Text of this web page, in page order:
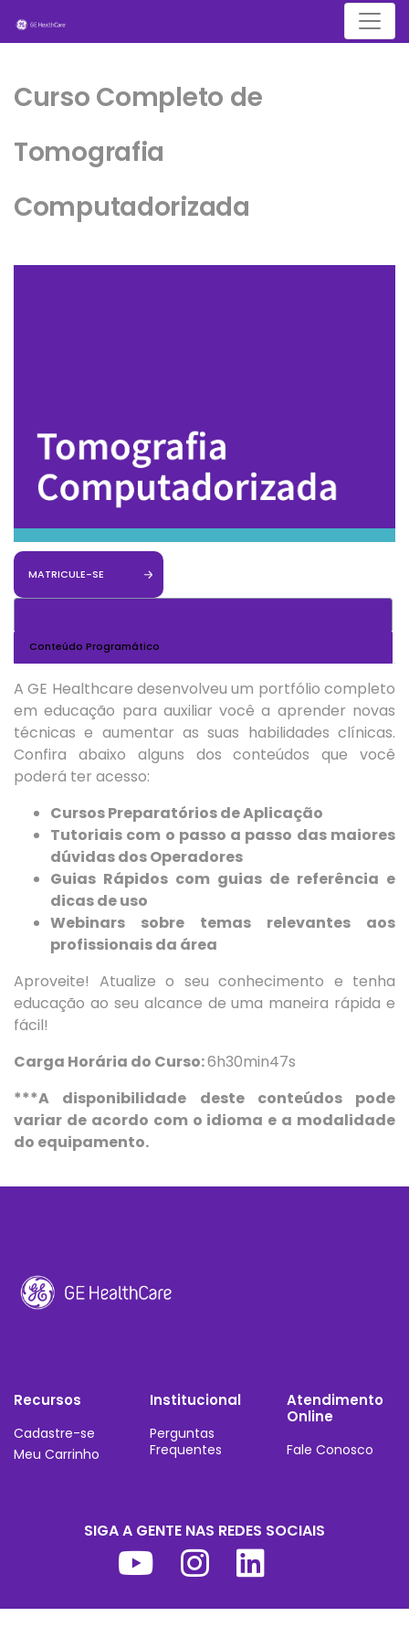
Menu
Curso Completo de
Tomografia
Computadorizada
Conteúdo Programático
A GE Healthcare desenvolveu um portfólio completo
em educação para auxiliar você a aprender novas
técnicas e aumentar as suas habilidades clínicas.
Confira abaixo alguns dos conteúdos que você
poderá ter acesso:
Cursos Preparatórios de Aplicação
Tutoriais com o passo a passo das maiores
dúvidas dos Operadores
Guias Rápidos com guias de referência e
dicas de uso
Webinars sobre temas relevantes aos
profissionais da área
Aproveite! Atualize o seu conhecimento e tenha
educação ao seu alcance de uma maneira rápida e
fácil!
Carga Horária do Curso:6h30min47s
***A disponibilidade deste conteúdos pode
variar de acordo com o idioma e a modalidade
do equipamento.
MATRICULE-SE
Recursos
Cadastre-se
Meu Carrinho
Institucional
Perguntas
Frequentes
Atendimento
Online
Fale Conosco
SIGA A GENTE NAS REDES SOCIAIS